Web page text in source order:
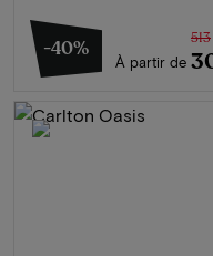
-40%
À partir de
513